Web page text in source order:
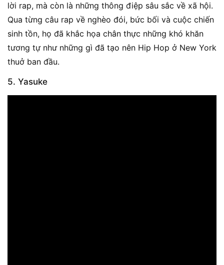
lời rap, mà còn là những thông điệp sâu sắc về xã hội.
Qua từng câu rap về nghèo đói, bức bối và cuộc chiến
sinh tồn, họ đã khắc họa chân thực những khó khăn
tương tự như những gì đã tạo nên Hip Hop ở New York
thuở ban đầu.
5. Yasuke